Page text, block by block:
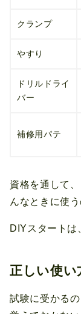
クランプ
やすり
ドリルドライ
バー
補修用パテ
資格を通して
んなときに使
DIYスタートは
正しい使い
試験に受かる